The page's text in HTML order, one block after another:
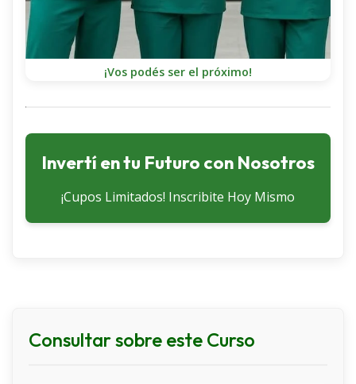
¡Vos podés ser el próximo!
Invertí en tu Futuro con Nosotros
¡Cupos Limitados! Inscribite Hoy Mismo
Consultar sobre este Curso